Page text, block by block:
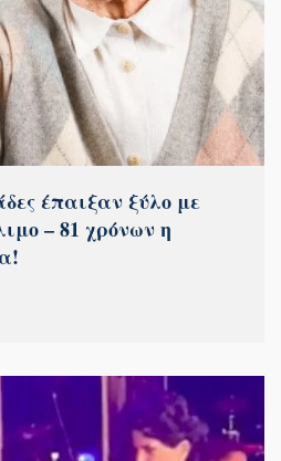
έπαιξαν ξύλο με
– 81 χρόνων η